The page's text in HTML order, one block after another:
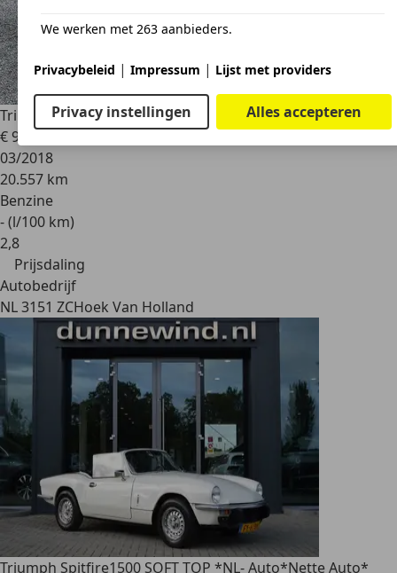
Triumph Overig Speed Triple RS ABS
€ 9.995
03/2018
20.557 km
Benzine
- (l/100 km)
2,8
Prijsdaling
Autobedrijf
NL 3151 ZCHoek Van Holland
Triumph Spitfire1500 SOFT TOP *NL- Auto*Nette Auto*
We werken met 263 aanbieders.
Privacybeleid | Impressum | Lijst met providers
Privacy instellingen Alles accepteren